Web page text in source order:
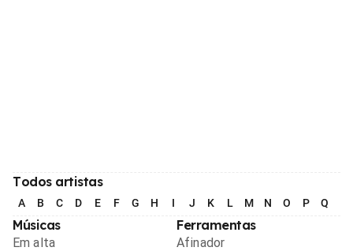
Todos artistas
A B C D E F G H I J K L M N O P Q
Músicas
Em alta
Ferramentas
Afinador